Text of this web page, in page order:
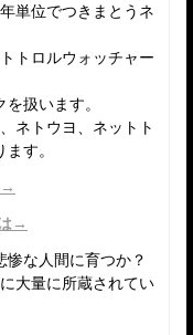
単位でつきまとうネ
トロルウォッチャー
扱います。
ネトウヨ、ネットト
す。
→
→
な人間に育つか？
大量に所蔵されてい